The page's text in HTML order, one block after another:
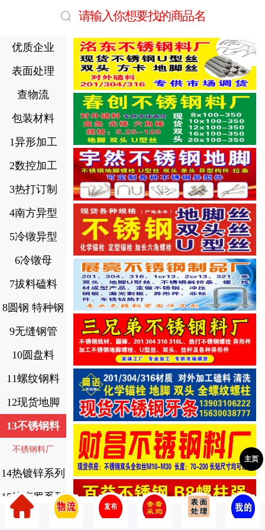
请输入你想要找的商品名
优质企业
表面处理
查物流
包装材料
1异形加工
2数控加工
3热打订制
4南方异型
5冷镦异型
6冷镦母
7拔料磕料
8圆钢 特种钢
9无缝钢管
10圆盘料
11螺纹钢料
12现货地脚
13不锈钢料
不锈钢料厂
14热镀锌系列
15达克罗系列
16高强螺栓
主页